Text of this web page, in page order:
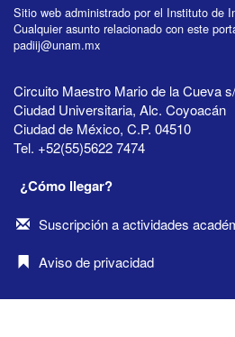
Sitio web administrado por el Instituto de
Cualquier asunto relacionado con este
padiij@unam.mx
Circuito Maestro Mario de la Cueva
Ciudad Universitaria, Alc. Coyoacán
Ciudad de México, C.P. 04510
Tel. +52(55)5622 7474
¿Cómo llegar?
Suscripción a actividades
Aviso de privacidad